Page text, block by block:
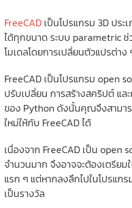
FreeCADเป็นโปรแกรม 3D ประ
ได้ทุกขนาด ระบบ parametric
โมเดลโดยการเปลี่ยนตัวแปรต่า
FreeCAD เป็นโปรแกรม open
ปรับเปลี่ยน การสร้างสคริปต์ แล
ของ Python ดังนั้นคุณจึงสามาร
ใหม่ให้กับ FreeCAD ได้
เนื่องจาก FreeCAD เป็น open
จำนวนมาก จึงอาจจะต้องเตรียม
แรก ๆ แต่หากลงลึกไปในโปรแก
เป็นรางวัล